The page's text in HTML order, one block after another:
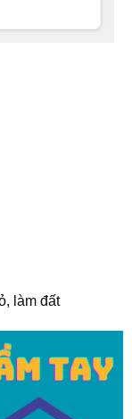
làm đất